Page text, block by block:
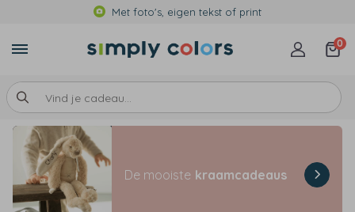
Met foto's, eigen tekst of print
0
De mooiste kraamcadeaus